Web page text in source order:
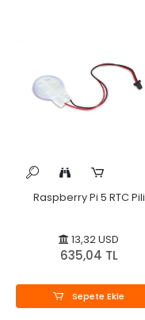
Raspberry Pi 5 RTC Pili
13,32 USD
635,04 TL
Sepete Ekle